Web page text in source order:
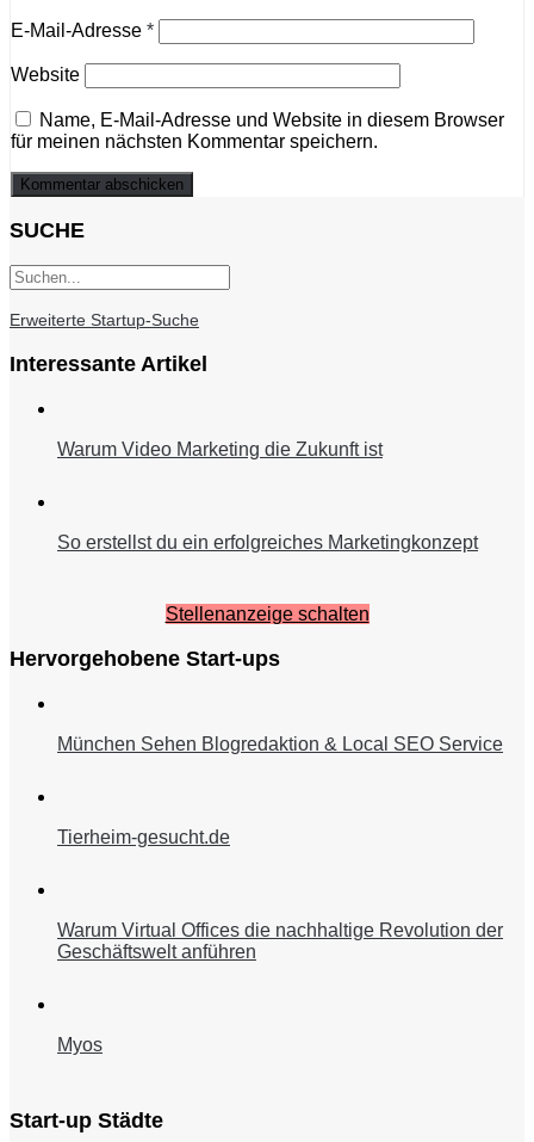
E-Mail-Adresse *
Website
Name, E-Mail-Adresse und Website in diesem Browser
für meinen nächsten Kommentar speichern.
SUCHE
Erweiterte Startup-Suche
Interessante Artikel
Warum Video Marketing die Zukunft ist
So erstellst du ein erfolgreiches Marketingkonzept
Stellenanzeige schalten
Hervorgehobene Start-ups
München Sehen Blogredaktion & Local SEO Service
Tierheim-gesucht.de
Warum Virtual Offices die nachhaltige Revolution der
Geschäftswelt anführen
Myos
Start-up Städte